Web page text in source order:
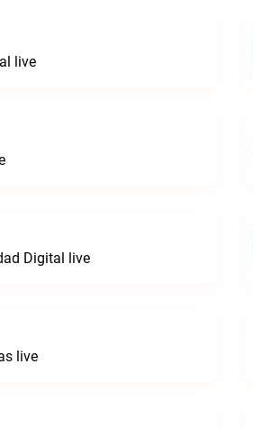
live
Digital live
live